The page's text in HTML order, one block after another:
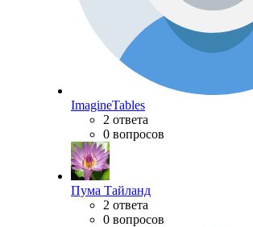
ImagineTables
2 ответа
0 вопросов
Пума Тайланд
2 ответа
0 вопросов